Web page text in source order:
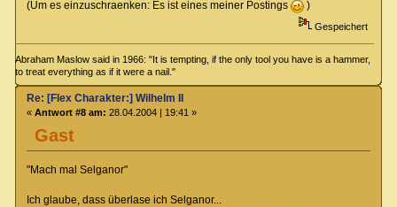
(Um es einzuschraenken: Es ist eines meiner Postings
)
Gespeichert
Abraham Maslow said in 1966: "It is tempting, if the only tool you have is a hammer,
to treat everything as if it were a nail."
Gast
Re: [Flex Charakter:] Wilhelm II
« Antwort #8 am: 28.04.2004 | 19:41 »
"Mach mal Selganor"
Ich glaube, dass überlase ich Selganor...